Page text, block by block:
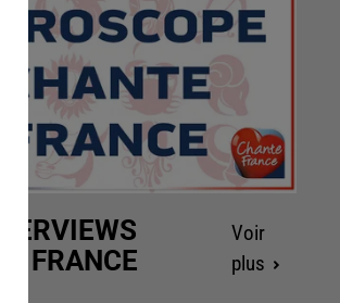
FRANCE
Voir
plus